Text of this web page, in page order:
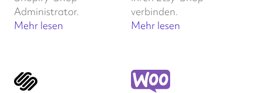
Administrator.
Mehr lesen
verbinden.
Mehr lesen